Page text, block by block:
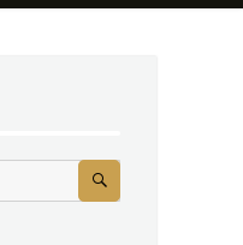
Search